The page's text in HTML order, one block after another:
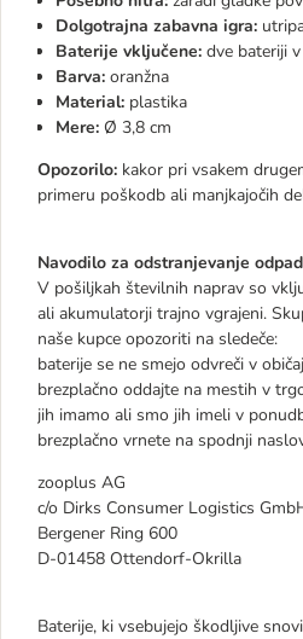
Dolgotrajna zabavna igra:
Baterije vključene: dve bateriji
Barva: oranžna
Material: plastika
Mere: Ø 3,8 cm
Opozorilo: kakor pri vsakem
primeru poškodb ali manjkajočih
Navodilo za odstranjevanje
V pošiljkah številnih naprav so
ali akumulatorji trajno vgrajeni.
naše kupce opozoriti na sledeče:
baterije se ne smejo odvreči v
brezplačno oddajte na mestih v
jih imamo ali smo jih imeli v
brezplačno vrnete na spodnji
zooplus AG
c/o Dirks Consumer Logistics
Bergener Ring 600
D-01458 Ottendorf-Okrilla
Baterije, ki vsebujejo škodljive